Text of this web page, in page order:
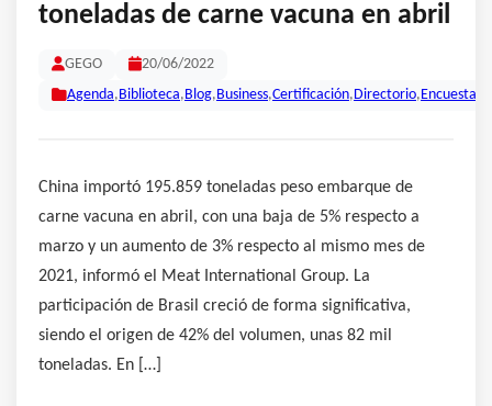
toneladas de carne vacuna en abril
GEGO 20/06/2022
Agenda, Biblioteca, Blog, Business,Certificación, Directorio, Encuestas
China importó 195.859 toneladas peso embarque de
carne vacuna en abril, con una baja de 5% respecto a
marzo y un aumento de 3% respecto al mismo mes de
2021, informó el Meat International Group. La
participación de Brasil creció de forma significativa,
siendo el origen de 42% del volumen, unas 82 mil
toneladas. En […]